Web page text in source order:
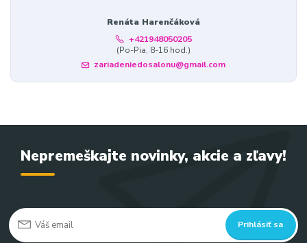
Renáta Harenčáková
+421948050205
(Po-Pia, 8-16 hod.)
zariadeniedosalonu@gmail.com
Nepremeškajte novinky, akcie a zľavy!
Prihlásiť sa